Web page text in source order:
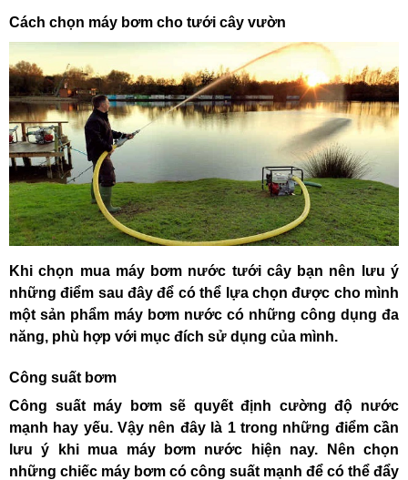
Cách chọn máy bơm cho tưới cây vườn
Khi chọn mua máy bơm nước tưới câybạn nên lưu ý
những điểm sau đây để có thể lựa chọn được cho mình
một sản phẩm máy bơm nước có những công dụng đa
năng, phù hợp với mục đích sử dụng của mình.
Công suất bơm
Công suất máy bơm sẽ quyết định cường độ nước
mạnh hay yếu. Vậy nên đây là 1 trong những điểm cần
lưu ý khi mua máy bơm nước hiện nay. Nên chọn
những chiếc máy bơm có công suất mạnh để có thể đẩy